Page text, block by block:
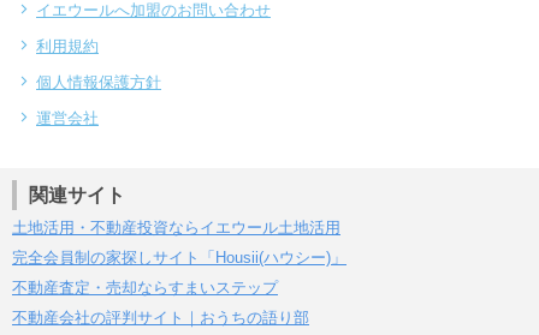
イエウールへ加盟のお問い合わせ
利用規約
個人情報保護方針
運営会社
関連サイト
土地活用・不動産投資ならイエウール土地活用
完全会員制の家探しサイト「Housii(ハウシー)」
不動産査定・売却ならすまいステップ
不動産会社の評判サイト｜おうちの語り部